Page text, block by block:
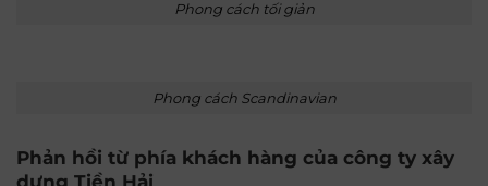
Phong cách tối giản
Phong cách Scandinavian
Phản hồi từ phía khách hàng của công ty xây
dựng Tiền Hải